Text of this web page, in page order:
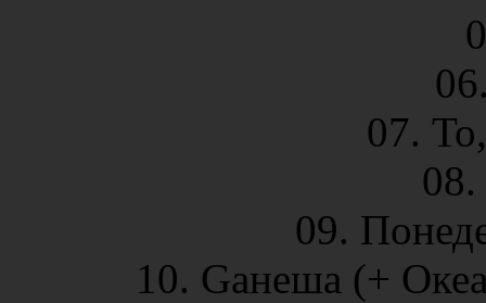
07.
09.
10. Gанеша (+